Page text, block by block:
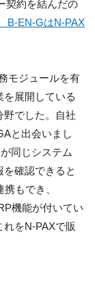
契約を結んだの
B-EN-GはN-PAX
モジュールを有
を展開している
野でした。自社
と出会いまし
同じシステム
を確認できると
もでき、
機能が付いてい
をN-PAXで販